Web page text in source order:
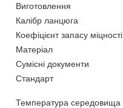
Виготовлення
Калібр ланцюга
Коефіцієнт запасу міцності
Матеріал
Сумісні документи
Стандарт
Температура середовища